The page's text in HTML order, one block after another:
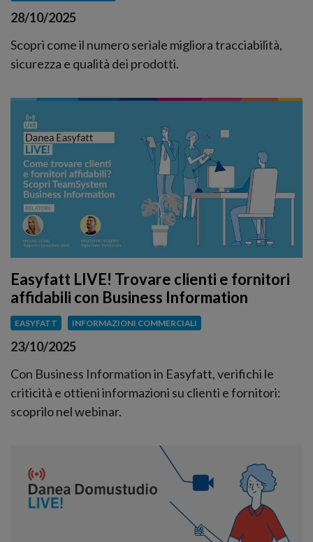
28/10/2025
Scopri come il numero seriale migliora tracciabilità,
sicurezza e qualità dei prodotti.
Easyfatt LIVE! Trovare clienti e fornitori
affidabili con Business Information
EASYFATT INFORMAZIONI COMMERCIALI
23/10/2025
Con Business Information in Easyfatt, verifichi le
criticità e ottieni informazioni su clienti e fornitori:
scoprilo nel webinar.